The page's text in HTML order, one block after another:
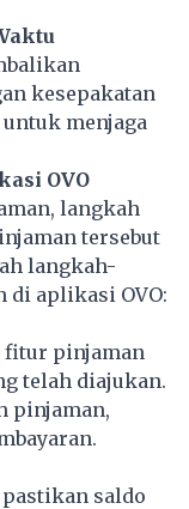
kesepakatan
menjaga
OVO
langkah
tersebut
langkah-
aplikasi OVO:
fitur pinjaman
telah diajukan.
pinjaman,
saldo